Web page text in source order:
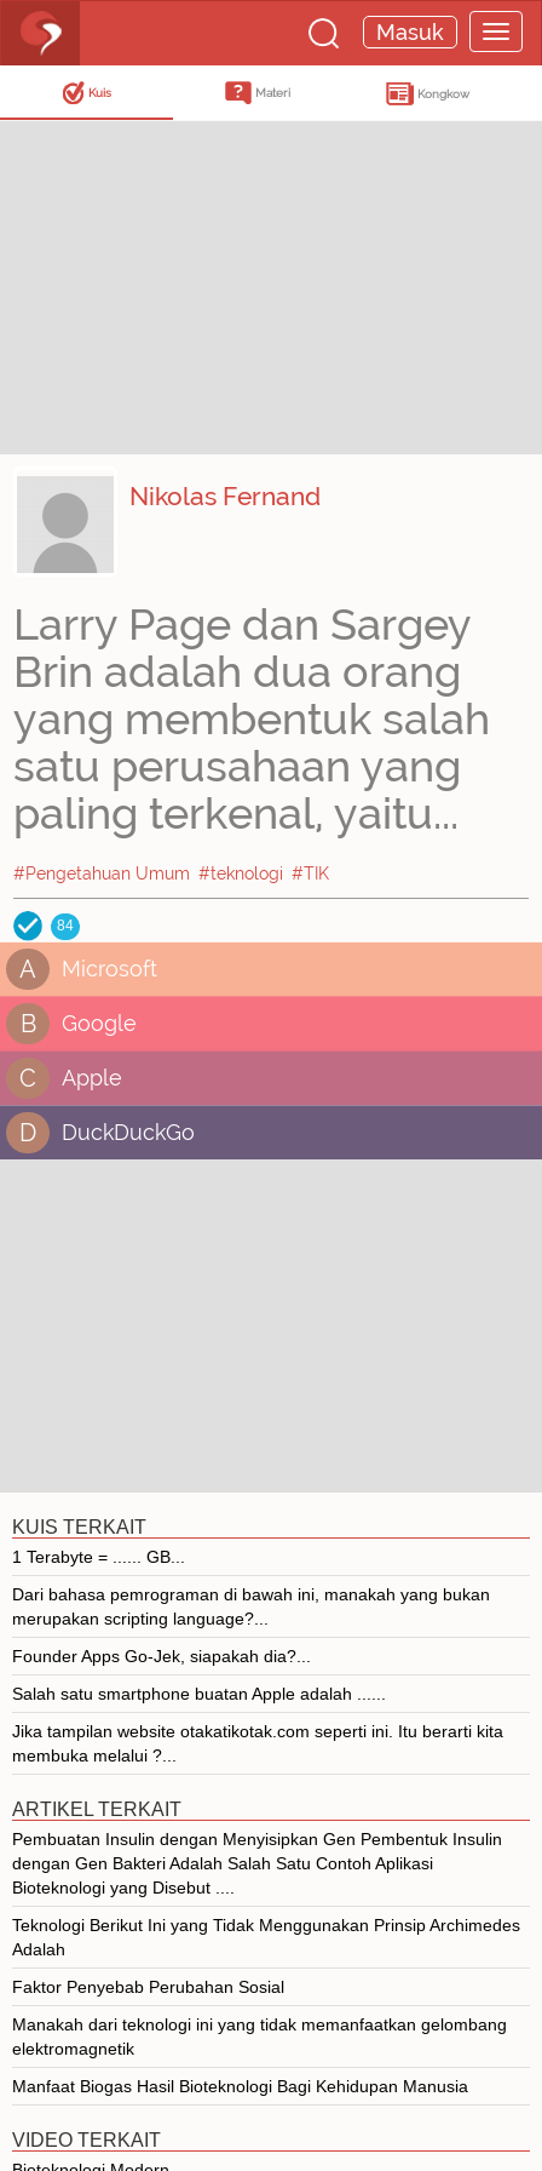
Masuk
Kuis Materi Kongkow
Nikolas Fernand
Larry Page dan Sargey
Brin adalah dua orang
yang membentuk salah
satu perusahaan yang
paling terkenal, yaitu...
#Pengetahuan Umum #teknologi #TIK
84
A Microsoft
B Google
C Apple
D DuckDuckGo
KUIS TERKAIT
1 Terabyte = ...... GB...
Dari bahasa pemrograman di bawah ini, manakah yang bukan
merupakan scripting language?...
Founder Apps Go-Jek, siapakah dia?...
Salah satu smartphone buatan Apple adalah ......
Jika tampilan website otakatikotak.com seperti ini. Itu berarti kita
membuka melalui ?...
ARTIKEL TERKAIT
Pembuatan Insulin dengan Menyisipkan Gen Pembentuk Insulin
dengan Gen Bakteri Adalah Salah Satu Contoh Aplikasi
Bioteknologi yang Disebut ....
Teknologi Berikut Ini yang Tidak Menggunakan Prinsip Archimedes
Adalah
Faktor Penyebab Perubahan Sosial
Manakah dari teknologi ini yang tidak memanfaatkan gelombang
elektromagnetik
Manfaat Biogas Hasil Bioteknologi Bagi Kehidupan Manusia
VIDEO TERKAIT